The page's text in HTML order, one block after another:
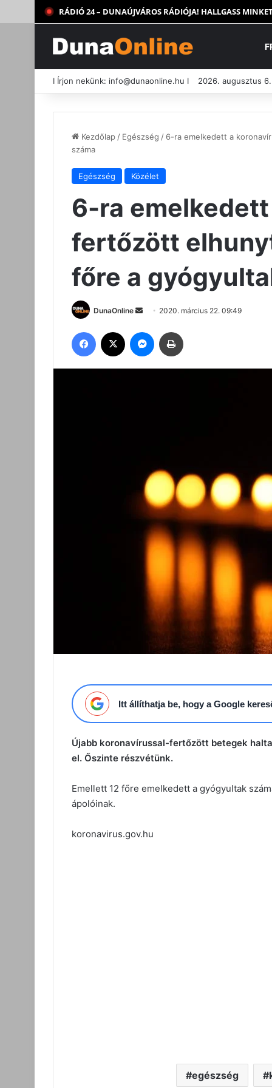
RÁDIÓ 24 – DUNAÚJVÁROS RÁDIÓJA! HALLGASS
I Írjon nekünk: info@dunaonline.hu I 2026. augusztus
Kezdőlap / Egészség / 6-ra emelkedett a
száma
Egészség Közélet
6-ra
fertőzött
főre a
DunaOnline
Send
email
2020. március 22. 09:49
Facebook Messenger
Itt állíthatja be, hogy a Google
Újabb koronavírussal-fertőzött betegek
el. Őszinte részvétünk.
Emellett 12 főre emelkedett a gyógyultak
ápolóinak.
koronavirus.gov.hu
egészség